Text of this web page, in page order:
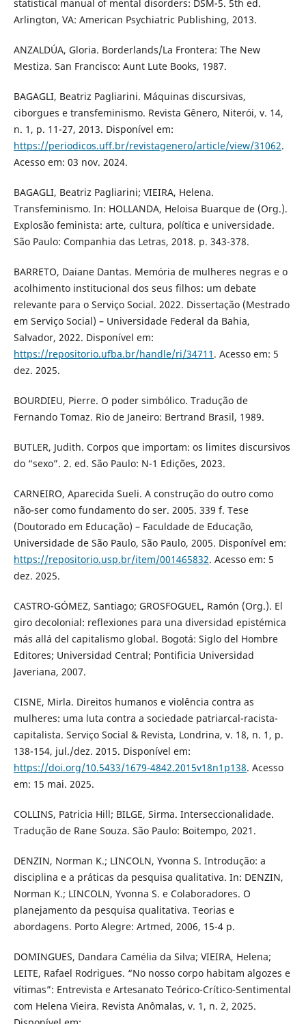
statistical manual of mental disorders: DSM-5. 5th ed.
Arlington, VA: American Psychiatric Publishing, 2013.
ANZALDÚA, Gloria. Borderlands/La Frontera: The New
Mestiza. San Francisco: Aunt Lute Books, 1987.
BAGAGLI, Beatriz Pagliarini. Máquinas discursivas,
ciborgues e transfeminismo. Revista Gênero, Niterói, v. 14,
n. 1, p. 11-27, 2013. Disponível em:
https://periodicos.uff.br/revistagenero/article/view/31062.
Acesso em: 03 nov. 2024.
BAGAGLI, Beatriz Pagliarini; VIEIRA, Helena.
Transfeminismo. In: HOLLANDA, Heloisa Buarque de (Org.).
Explosão feminista: arte, cultura, política e universidade.
São Paulo: Companhia das Letras, 2018. p. 343-378.
BARRETO, Daiane Dantas. Memória de mulheres negras e o
acolhimento institucional dos seus filhos: um debate
relevante para o Serviço Social. 2022. Dissertação (Mestrado
em Serviço Social) – Universidade Federal da Bahia,
Salvador, 2022. Disponível em:
https://repositorio.ufba.br/handle/ri/34711 . Acesso em: 5
dez. 2025.
BOURDIEU, Pierre. O poder simbólico. Tradução de
Fernando Tomaz. Rio de Janeiro: Bertrand Brasil, 1989.
BUTLER, Judith. Corpos que importam: os limites discursivos
do “sexo”. 2. ed. São Paulo: N-1 Edições, 2023.
CARNEIRO, Aparecida Sueli. A construção do outro como
não-ser como fundamento do ser. 2005. 339 f. Tese
(Doutorado em Educação) – Faculdade de Educação,
Universidade de São Paulo, São Paulo, 2005. Disponível em:
https://repositorio.usp.br/item/001465832. Acesso em: 5
dez. 2025.
CASTRO-GÓMEZ, Santiago; GROSFOGUEL, Ramón (Org.). El
giro decolonial: reflexiones para una diversidad epistémica
más allá del capitalismo global. Bogotá: Siglo del Hombre
Editores; Universidad Central; Pontificia Universidad
Javeriana, 2007.
CISNE, Mirla. Direitos humanos e violência contra as
mulheres: uma luta contra a sociedade patriarcal-racista-
capitalista. Serviço Social & Revista, Londrina, v. 18, n. 1, p.
138-154, jul./dez. 2015. Disponível em:
https://doi.org/10.5433/1679-4842.2015v18n1p138. Acesso
em: 15 mai. 2025.
COLLINS, Patricia Hill; BILGE, Sirma. Interseccionalidade.
Tradução de Rane Souza. São Paulo: Boitempo, 2021.
DENZIN, Norman K.; LINCOLN, Yvonna S. Introdução: a
disciplina e a práticas da pesquisa qualitativa. In: DENZIN,
Norman K.; LINCOLN, Yvonna S. e Colaboradores. O
planejamento da pesquisa qualitativa. Teorias e
abordagens. Porto Alegre: Artmed, 2006, 15-4 p.
DOMINGUES, Dandara Camélia da Silva; VIEIRA, Helena;
LEITE, Rafael Rodrigues. “No nosso corpo habitam algozes e
vítimas”: Entrevista e Artesanato Teórico-Crítico-Sentimental
com Helena Vieira. Revista Anômalas, v. 1, n. 2, 2025.